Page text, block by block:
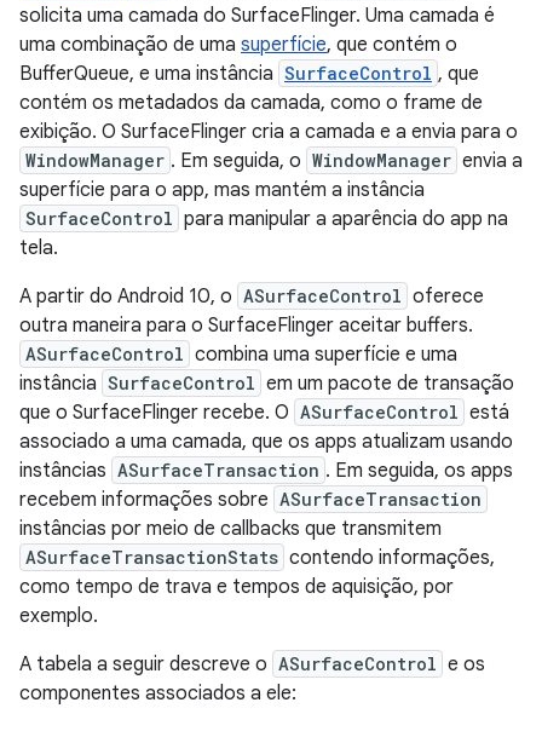
solicita uma camada do SurfaceFlinger. Uma camada é
uma combinação de uma superfície, que contém o
BufferQueue, e uma instância SurfaceControl , que
contém os metadados da camada, como o frame de
exibição. O SurfaceFlinger cria a camada e a envia para o
WindowManager . Em seguida, o WindowManager envia a
superfície para o app, mas mantém a instância
SurfaceControl para manipular a aparência do app na
tela.
A partir do Android 10, o ASurfaceControl oferece
outra maneira para o SurfaceFlinger aceitar buffers.
ASurfaceControl combina uma superfície e uma
instância SurfaceControl em um pacote de transação
que o SurfaceFlinger recebe. O ASurfaceControl está
associado a uma camada, que os apps atualizam usando
instâncias ASurfaceTransaction . Em seguida, os apps
recebem informações sobre ASurfaceTransaction
instâncias por meio de callbacks que transmitem
ASurfaceTransactionStats contendo informações,
como tempo de trava e tempos de aquisição, por
exemplo.
A tabela a seguir descreve o ASurfaceControl e os
componentes associados a ele: